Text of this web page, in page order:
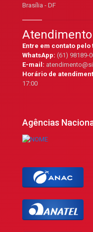
Brasília - DF
Entre em contato pelo
WhatsApp: (61) 98189-
E-mail:
Horário de
17:00
Agências